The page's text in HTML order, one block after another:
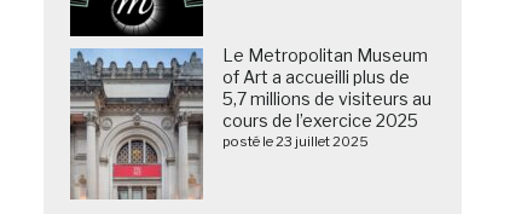
Le Metropolitan Museum
of Art a accueilli plus de
5,7 millions de visiteurs au
cours de l’exercice 2025
posté le 23 juillet 2025